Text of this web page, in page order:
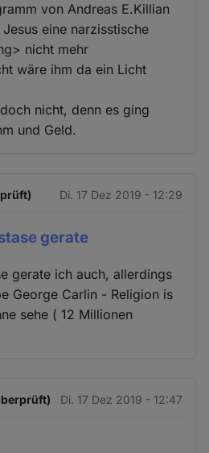
von Andreas E.Killian
eine narzisstische
nicht mehr
wäre ihm da ein Licht
nicht, denn es ging
und Geld.
Di. 17 Dez 2019 - 12:29
gerate
gerate ich auch, allerdings
George Carlin - Religion is
sehe ( 12 Millionen
Di. 17 Dez 2019 - 12:47